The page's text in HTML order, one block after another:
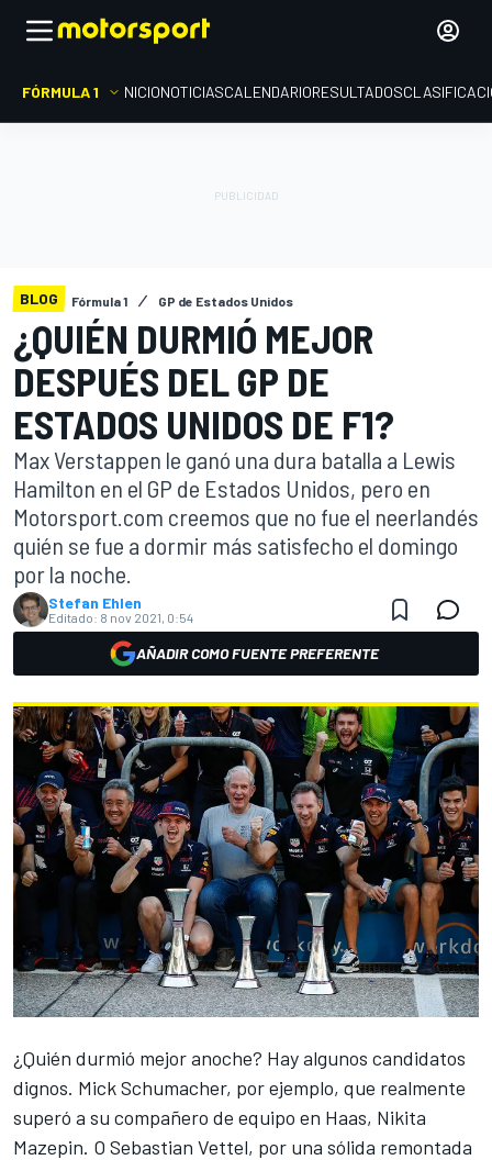
FÓRMULA 1 INICIONOTICIASCALENDARIORESULTADOS
BLOG Fórmula 1 GP de Estados Unidos
¿QUIÉN DURMIÓ MEJOR
DESPUÉS DEL GP DE
ESTADOS UNIDOS DE F1?
Max Verstappen le ganó una dura batalla a Lewis
Hamilton en el GP de Estados Unidos, pero en
Motorsport.com creemos que no fue el neerlandés
quién se fue a dormir más satisfecho el domingo
por la noche.
Stefan Ehlen
Editado: 8 nov 2021, 0:54
AÑADIR COMO FUENTE PREFERENTE
¿Quién durmió mejor anoche? Hay algunos candidatos
dignos. Mick Schumacher, por ejemplo, que realmente
superó a su compañero de equipo en Haas, Nikita
Mazepin. O Sebastian Vettel, por una sólida remontada